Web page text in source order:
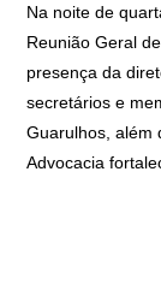
Na noite de
Reunião Geral
presença da
secretários e
Guarulhos, além
Advocacia